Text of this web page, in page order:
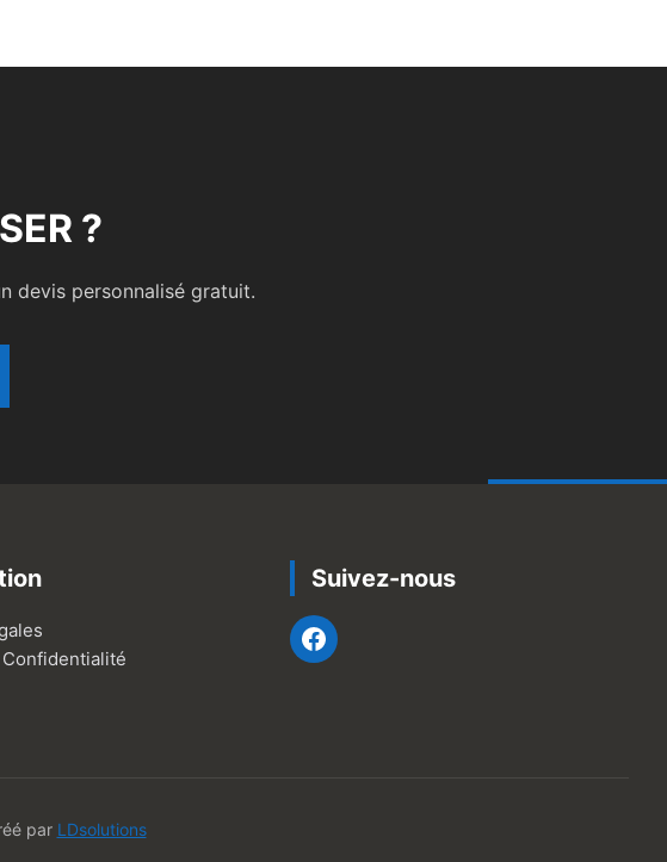
?
devis personnalisé gratuit.
Suivez-nous
par LDsolutions